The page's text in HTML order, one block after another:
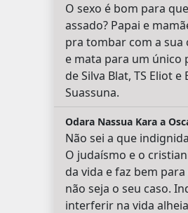
O sexo é bom para
assado? Papai e
pra tombar com a sua
e mata para um único
de Silva Blat, TS Eliot
Suassuna.
Odara Nassua Kara a
Não sei a que
O judaísmo e o
da vida e faz bem
não seja o seu caso.
interferir na vida